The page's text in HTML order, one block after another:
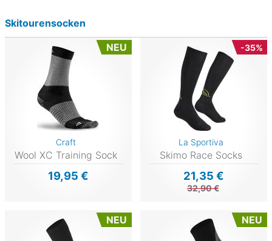
Skitourensocken
NEU
Craft
Wool XC Training Sock
19,95 €
-35%
La Sportiva
Skimo Race Socks
21,35 €
32,90 €
NEU NEU